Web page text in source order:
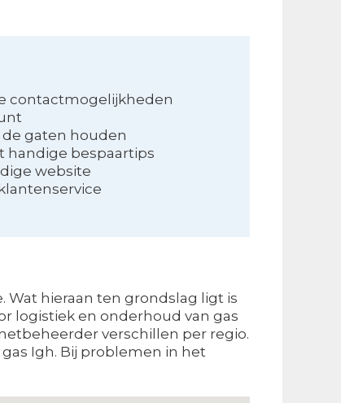
contactmogelijkheden
de gaten houden
handige bespaartips
website
Wat hieraan ten grondslag ligt is
logistiek en onderhoud van gas
verschillen per regio.
Igh. Bij problemen in het